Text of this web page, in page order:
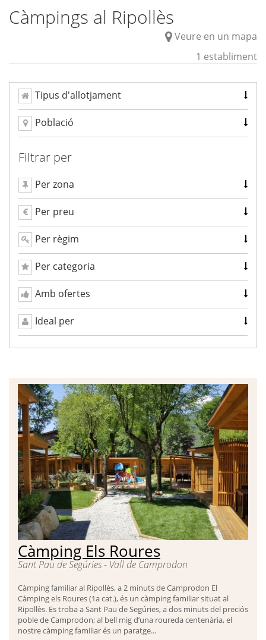
Càmpings al Ripollès
Veure en un mapa
1 establiment
Tipus d'allotjament
Població
Filtrar per
Per zona
Per preu
Per règim
Per categoria
Amb ofertes
Ideal per
Càmping Els Roures
Sant Pau de Segúries - Vall de Camprodon
Càmping familiar al Ripollès, a 2 minuts de Camprodon El
Càmping els Roures (1a cat.), és un càmping familiar situat al
Ripollès. Es troba a Sant Pau de Segúries, a dos minuts del preciós
poble de Camprodon; al bell mig d’una roureda centenària, el
nostre càmping familiar és un paratge...